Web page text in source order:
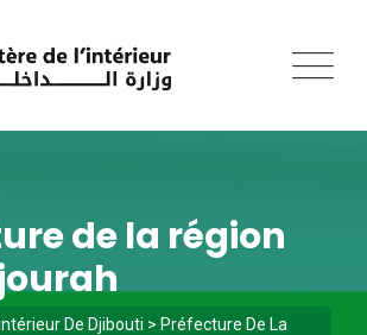
de la région
De Djibouti > Préfecture De La